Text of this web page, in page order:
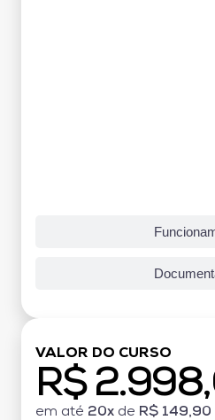
VALOR DO CURSO
R$
em até 20x de R$ 149,90